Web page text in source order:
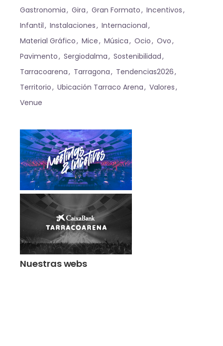
Gastronomia
Gira Gran Formato
Incentivos
Infantil
Instalaciones
Internacional
Material Gráfico
Mice Música Ocio
Ovo
Pavimento
Sergiodalma
Sostenibilidad
Tarracoarena
Tarragona
Tendencias2026
Territorio
Ubicación Tarraco Arena
Valores
Venue
Nuestras webs